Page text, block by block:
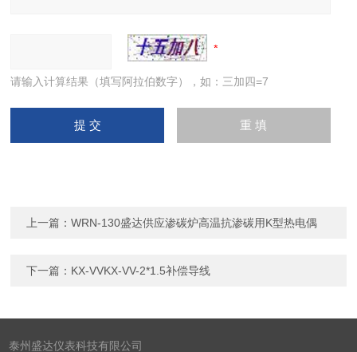
请输入计算结果（填写阿拉伯数字），如：三加四=7
上一篇：WRN-130盛达供应渗碳炉高温抗渗碳用K型热电偶
下一篇： KX-VVKX-VV-2*1.5补偿导线
泰州盛达仪表科技有限公司